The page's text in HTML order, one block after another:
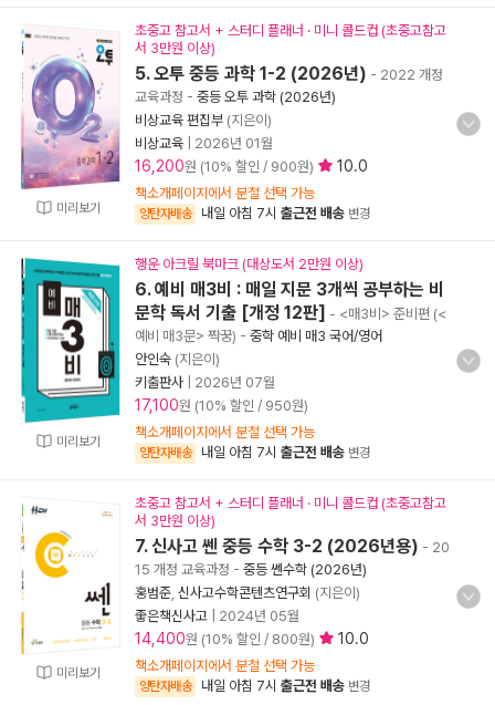
미리보기
초중고 참고서 + 스터디 플래너 · 미니 콜드컵 (초중고참고
서 3만원 이상)
5. 오투 중등 과학 1-2 (2026년) - 2022 개정
교육과정 - 중등 오투 과학 (2026년)
비상교육 편집부 (지은이)
비상교육
2026년 01월
16,200원 (10% 할인 / 900원) 10.0
책소개페이지에서 분철 선택 가능
양탄자배송 내일 아침 7시 출근전 배송 변경
미리보기
행운 아크릴 북마크 (대상도서 2만원 이상)
6. 예비 매3비 : 매일 지문 3개씩 공부하는 비
문학 독서 기출 [개정 12판] - <매3비> 준비편 (<
예비 매3문> 짝꿍) - 중학 예비 매3 국어/영어
안인숙 (지은이)
키출판사
2026년 07월
17,100원 (10% 할인 / 950원)
책소개페이지에서 분철 선택 가능
양탄자배송 내일 아침 7시 출근전 배송 변경
미리보기
초중고 참고서 + 스터디 플래너 · 미니 콜드컵 (초중고참고
서 3만원 이상)
7. 신사고 쎈 중등 수학 3-2 (2026년용) - 20
15 개정 교육과정 - 중등 쎈수학 (2026년)
홍범준 신사고수학콘텐츠연구회 (지은이)
좋은책신사고
2024년 05월
14,400원 (10% 할인 / 800원) 10.0
책소개페이지에서 분철 선택 가능
양탄자배송 내일 아침 7시 출근전 배송 변경